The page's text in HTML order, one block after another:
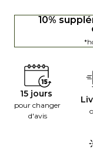
10%
15 jours
pour changer
d'avis